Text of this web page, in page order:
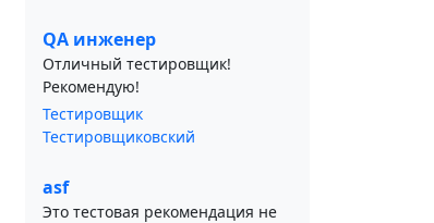
QA инженер
Отличный тестировщик!
Рекомендую!
Тестировщик
Тестировщиковский
asf
Это тестовая рекомендация не